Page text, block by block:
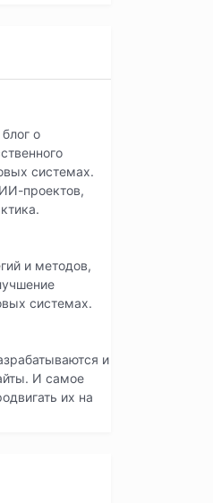
о
системах.
проектов,
и методов,
системах.
и
И самое
их на